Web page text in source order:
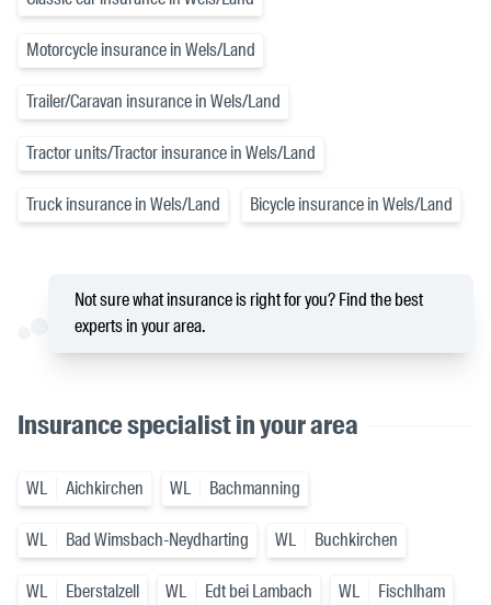
Motorcycle insurance in Wels/Land
Trailer/Caravan insurance in Wels/Land
Tractor units/Tractor insurance in Wels/Land
Truck insurance in Wels/Land Bicycle insurance in Wels/Land
Not sure what insurance is right for you? Find the best
experts in your area.
Insurance specialist in your area
WL Aichkirchen WL Bachmanning
WL Bad Wimsbach-Neydharting WL Buchkirchen
WL Eberstalzell WL Edt bei Lambach WL Fischlham